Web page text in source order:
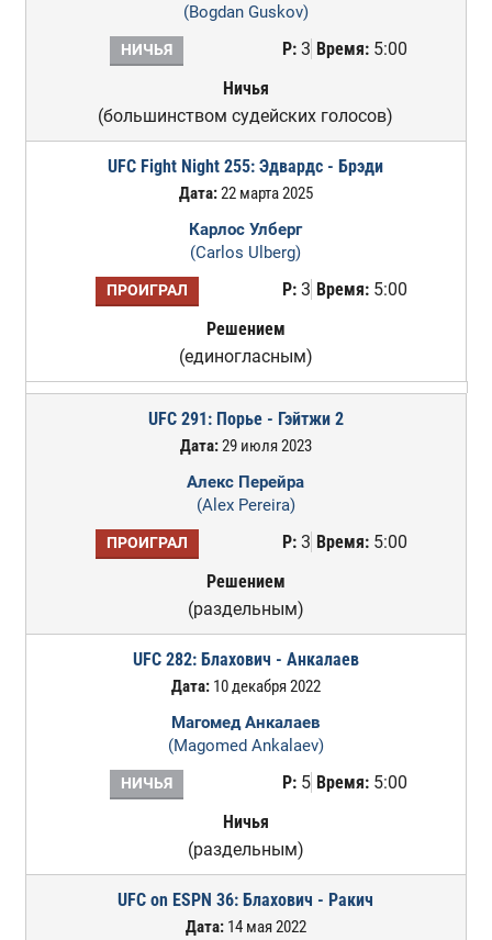
(Bogdan Guskov)
НИЧЬЯ Р:3 Время:5:00
Ничья
(большинством судейских голосов)
UFC Fight Night 255: Эдвардс - Брэди
Дата:22 марта 2025
Карлос Улберг
(Carlos Ulberg)
ПРОИГРАЛ Р:3 Время:5:00
Решением
(единогласным)
UFC 291: Порье - Гэйтжи 2
Дата:29 июля 2023
Алекс Перейра
(Alex Pereira)
ПРОИГРАЛ Р:3 Время:5:00
Решением
(раздельным)
UFC 282: Блахович - Анкалаев
Дата:10 декабря 2022
Магомед Анкалаев
(Magomed Ankalaev)
НИЧЬЯ Р:5 Время:5:00
Ничья
(раздельным)
UFC on ESPN 36: Блахович - Ракич
Дата:14 мая 2022